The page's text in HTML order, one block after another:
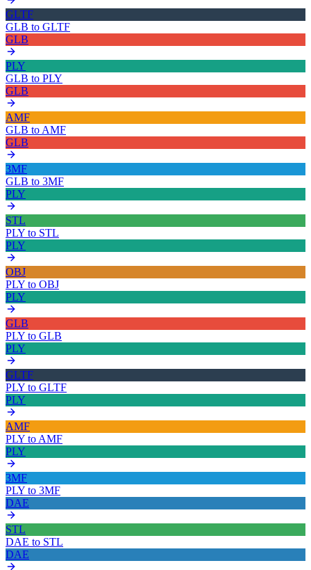
GLTF
GLB to GLTF
GLB
PLY
GLB to PLY
GLB
AMF
GLB to AMF
GLB
3MF
GLB to 3MF
PLY
STL
PLY to STL
PLY
OBJ
PLY to OBJ
PLY
GLB
PLY to GLB
PLY
GLTF
PLY to GLTF
PLY
AMF
PLY to AMF
PLY
3MF
PLY to 3MF
DAE
STL
DAE to STL
DAE